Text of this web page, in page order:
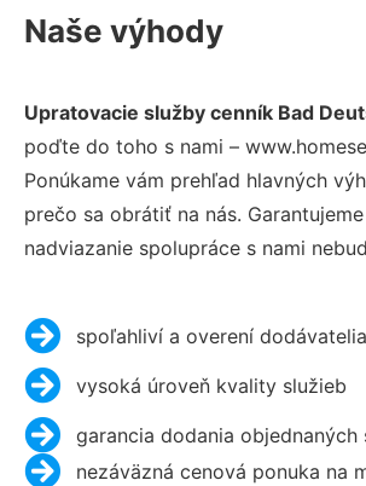
Naše výhody
Upratovacie služby cenník Bad
poďte do toho s nami –
Ponúkame vám prehľad hlavných
prečo sa obrátiť na nás.
nadviazanie spolupráce s nami
spoľahliví a overení
vysoká úroveň kvality služieb
garancia dodania objednaných
nezáväzná cenová ponuka na